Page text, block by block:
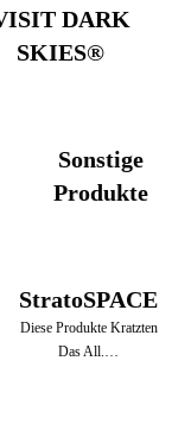
DARK
SKIES®
Sonstige
Produkte
StratoSPACE
Diese Produkte Kratzten
Das All.…